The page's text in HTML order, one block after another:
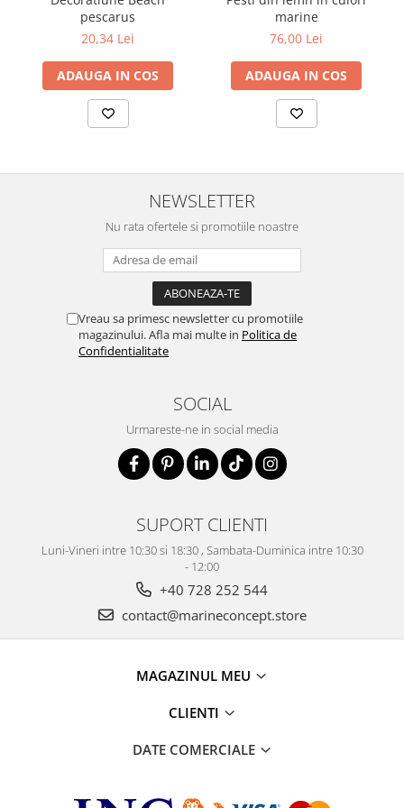
pescarus
20,34 Lei
ADAUGA IN COS
marine
76,00 Lei
ADAUGA IN COS
NEWSLETTER
Nu rata ofertele si promotiile noastre
Vreau sa primesc newsletter cu promotiile
magazinului. Afla mai multe in Politica de
Confidentialitate
SOCIAL
Urmareste-ne in social media
SUPORT CLIENTI
Luni-Vineri intre 10:30 si 18:30 , Sambata-Duminica intre 10:30
- 12:00
+40 728 252 544
contact@marineconcept.store
MAGAZINUL MEU
CLIENTI
DATE COMERCIALE